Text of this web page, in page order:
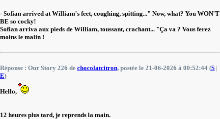
- Sofian arrived at William's feet, coughing, spitting..." Now, what? You WON'T
BE so cocky!
Sofian arriva aux pieds de William, toussant, crachant... "Ça va ? Vous ferez
moins le malin !
Réponse : Our Story 226 de chocolatcitron, postée le 21-06-2026 à 00:52:44 (S |
E)
Hello,
12 heures plus tard, je reprends la main.